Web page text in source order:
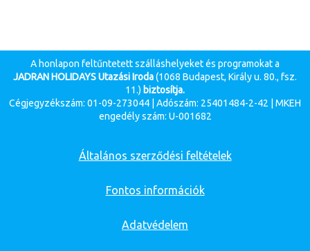
A honlapon feltűntetett szálláshelyeket és programokat a
JADRAN HOLIDAYS Utazási Iroda(1068 Budapest, Király u. 80., fsz.
11.) biztosítja.
Cégjegyzékszám: 01-09-273044 | Adószám: 25401484-2-42 | MKEH
engedély szám: U-001682
Általános szerződési feltételek
Fontos információk
Adatvédelem